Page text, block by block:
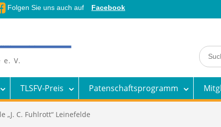
Folgen Sie uns auch auf Facebook
V.
Search
for:
TLSFV-Preis Patenschaftsprogramm
„J. C. Fuhlrott“ Leinefelde